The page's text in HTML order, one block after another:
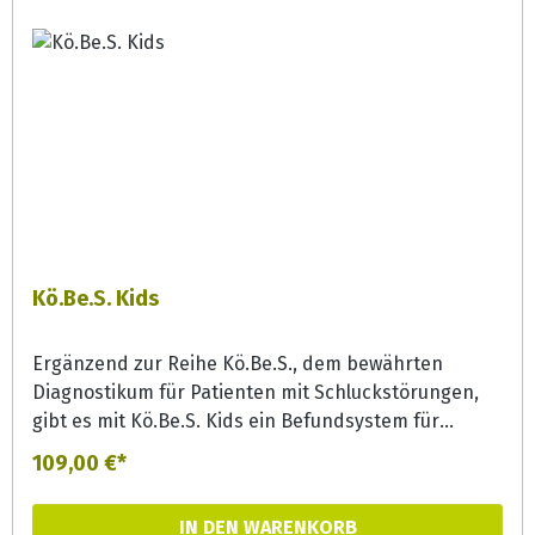
Kö.Be.S. Kids
Ergänzend zur Reihe Kö.Be.S., dem bewährten
Diagnostikum für Patienten mit Schluckstörungen,
gibt es mit Kö.Be.S. Kids ein Befundsystem für
Schluckstörungen bei Säuglingen, Kleinkindern und
Kindern bis vier Jahre. Es ermöglicht eine
systematische Abprüfung zentraler, für die Diagnose
109,00 €*
IN DEN WARENKORB